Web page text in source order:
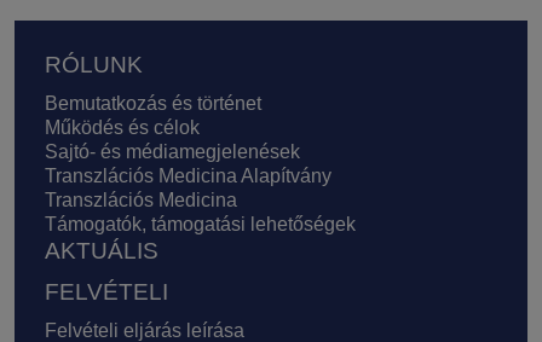
Lábléc
RÓLUNK
Bemutatkozás és történet
Működés és célok
Sajtó- és médiamegjelenések
Transzlációs Medicina Alapítvány
Transzlációs Medicina
Támogatók, támogatási lehetőségek
AKTUÁLIS
FELVÉTELI
Felvételi eljárás leírása